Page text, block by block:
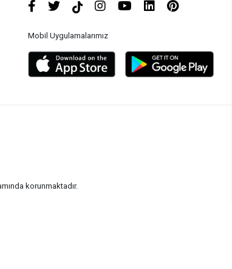
Mobil Uygulamalarımız
korunmaktadır.